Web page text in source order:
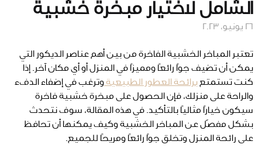
الشامل لاختيار مبخرة خشبية
26 يونيو، 2023
تعتبر المباخر الخشبية الفاخرة من بين أهم عناصر الديكور التي
يمكن أن تضيف جوًا رائعًا ومميزًا في المنزل أو أي مكان آخر. إذا
كنت تستمتع برائحة العطور الطبيعية وترغب في إضفاء الدفء
والراحة على منزلك، فإن الحصول على مبخرة خشبية فاخرة
سيكون خيارًا مثاليًا بالتأكيد. في هذه المقالة، سوف نتحدث
بشكل مفصّل عن المباخر الخشبية وكيف يمكنها أن تحافظ
على رائحة المنزل وتخلق جوًا رائعًا ومريحًا للجميع.